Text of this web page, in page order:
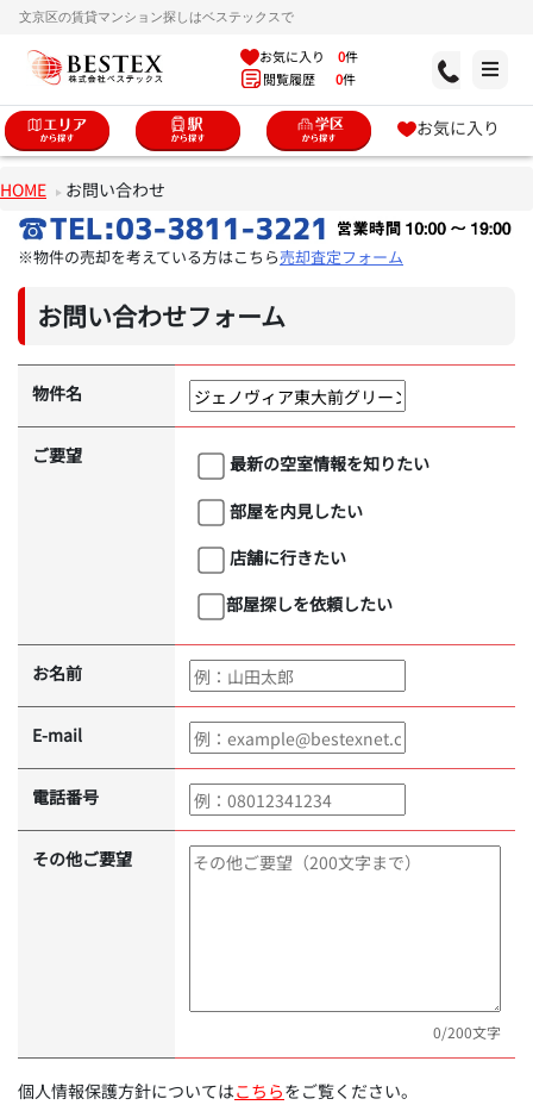
文京区の賃貸マンション探しはベステックスで
お気に入り 0件
閲覧履歴 0件
お気に入り
HOME お問い合わせ
※物件の売却を考えている方はこちら売却査定フォーム
お問い合わせフォーム
物件名
ご要望
最新の空室情報を知りたい
部屋を内見したい
店舗に行きたい
部屋探しを依頼したい
お名前
E-mail
電話番号
その他ご要望
0/200文字
個人情報保護方針についてはこちらをご覧ください。